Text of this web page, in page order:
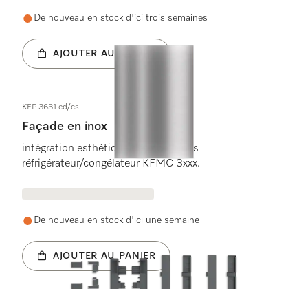
De nouveau en stock d'ici trois semaines
AJOUTER AU PANIER
KFP 3631 ed/cs
Façade en inox
intégration esthétique des combinés
réfrigérateur/congélateur KFMC 3xxx.
De nouveau en stock d'ici une semaine
AJOUTER AU PANIER